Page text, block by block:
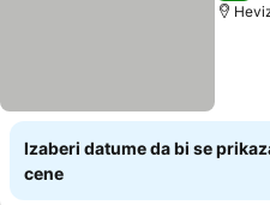
Izaberi datume da bi se
cene